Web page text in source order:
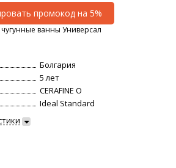
промокод на 5%
чугунные ванны Универсал
Болгария
5 лет
CERAFINE O
Ideal Standard